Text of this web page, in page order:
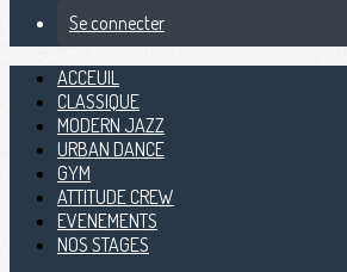
Se connecter
ACCEUIL
CLASSIQUE
MODERN JAZZ
URBAN DANCE
GYM
ATTITUDE CREW
EVENEMENTS
NOS STAGES